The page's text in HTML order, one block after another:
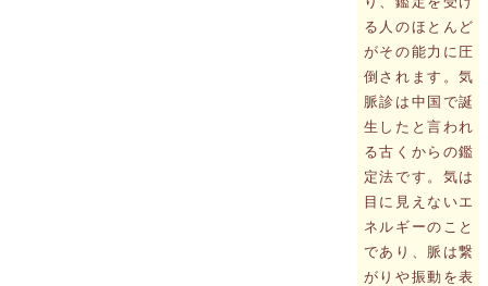
る人のほとんど
がその能力に圧
倒されます。気
脈診は中国で誕
生したと言われ
る古くからの鑑
定法です。気は
目に見えないエ
ネルギーのこと
であり、脈は繋
がりや振動を表